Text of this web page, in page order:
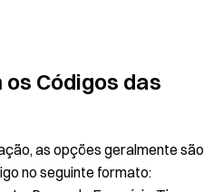
Códigos das
as opções geralmente são
no seguinte formato: